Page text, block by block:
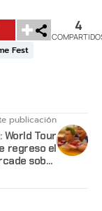
4
Fest
publicación
World Tour
regreso el
sobre